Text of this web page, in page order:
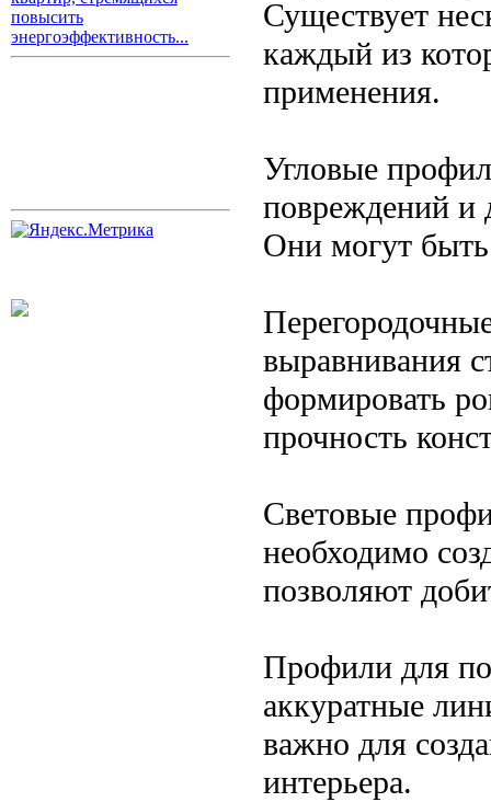
повысить
энергоэффективность...
Существует
каждый из
применения.
Угловые
повреждений и
Они могут
выравнивания
формировать
прочность
Световые
необходимо
позволяют
Профили для
аккуратные
важно для
интерьера.